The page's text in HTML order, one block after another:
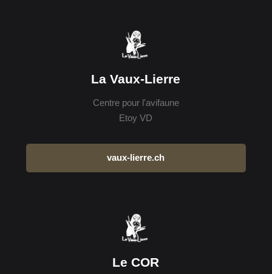
La Vaux-Lierre
Centre pour l'avifaune
Etoy VD
vaux-lierre.ch
Le COR